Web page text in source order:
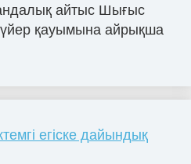
айтыс Шығыс
қауымына айрықша
егіске дайындық